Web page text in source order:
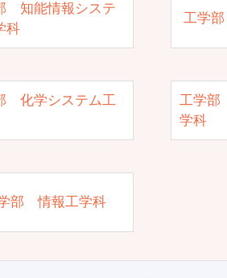
知能情報システ
科
工学
化学システム工
工学部
学科
部 情報工学科